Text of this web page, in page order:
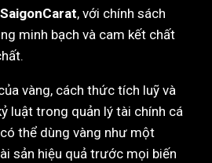
SaigonCarat, với chính sách
minh bạch và cam kết chất
vàng, cách thức tích luỹ và
luật trong quản lý tài chính cá
thể dùng vàng như một
sản hiệu quả trước mọi biến